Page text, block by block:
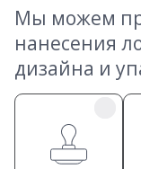
Мы можем
нанесения
дизайна и